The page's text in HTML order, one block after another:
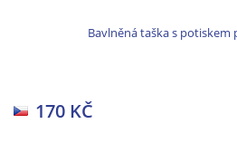
Bavlněná taška s potiskem
170 KČ